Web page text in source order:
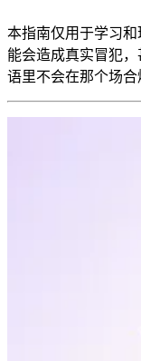
本指南仅用于学习
能会造成真实冒犯
语里不会在那个场合